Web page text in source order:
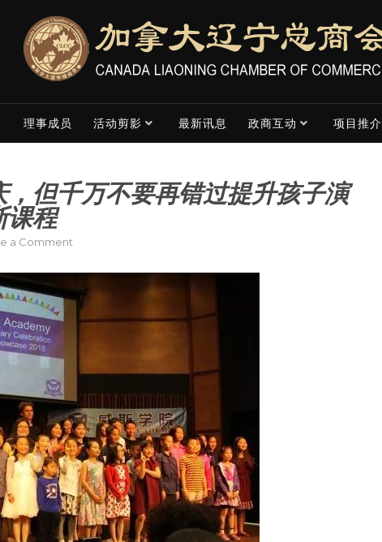
理事成员 活动剪影 最新讯息 政商互动 项目推介
但千万不要再错过提升孩子演
课程
a Comment
以
错
过
精
斯
年
庆，
但
千
万
不
要
再
错